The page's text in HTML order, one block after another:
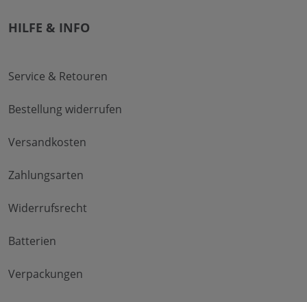
HILFE & INFO
Service & Retouren
Bestellung widerrufen
Versandkosten
Zahlungsarten
Widerrufsrecht
Batterien
Verpackungen